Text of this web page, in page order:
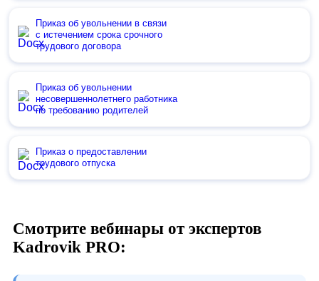
Приказ об увольнении в связи
с истечением срока срочного
трудового договора
Приказ об увольнении
несовершеннолетнего работника
по требованию родителей
Приказ о предоставлении
трудового отпуска
Смотрите вебинары от экспертов
Kadrovik PRO: